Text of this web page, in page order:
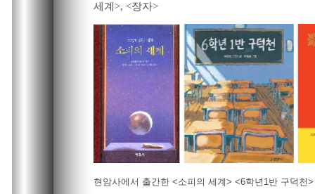
세계>, <장자>
현암사에서 출간한 <소피의 세계> <6학년1반 구덕천